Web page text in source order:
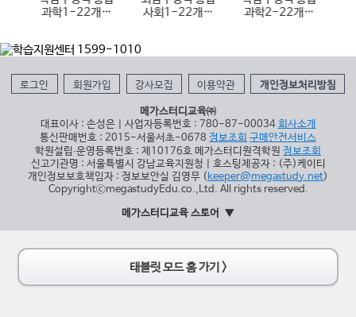
과학1-22개정
사회1-22개정
과학2-22개정
로그인 회원가입 강사모집 이용약관 개인정보처리방침
메가스터디교육㈜
대표이사 : 손성은 | 사업자등록번호 : 780-87-00034 회사소개
통신판매번호 : 2015-서울서초-0678 정보조회 구매안전서비스
학원설립∙운영등록번호 : 제10176호 메가스터디원격학원 정보조회
신고기관명 : 서울특별시 강남교육지원청 | 호스팅제공자 : (주)케이티
개인정보보호책임자 : 정보보안실 김영무 (keeper@megastudy.net)
CopyrightⓒmegastudyEdu.co.,Ltd. All rights reserved.
메가스터디교육 스토어
태블릿 모드 홈 가기 >